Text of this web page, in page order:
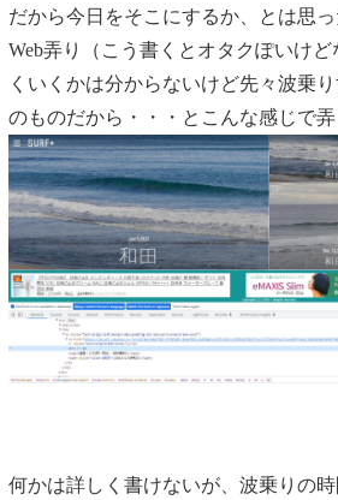
だから今日をそこにするか、とは思
Web弄り（こう書くとオタクぽいけ
くいくかは分からないけど先々波乗
のものだから・・・とこんな感じで弄
何かは詳しく書けないが、波乗りの